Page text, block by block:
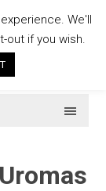
We'll
out if you wish.